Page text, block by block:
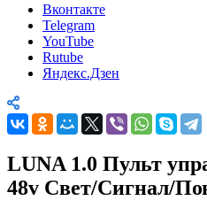
Вконтакте
Telegram
YouTube
Rutube
Яндекс.Дзен
LUNA 1.0 Пульт
48v Свет/Сигнал/